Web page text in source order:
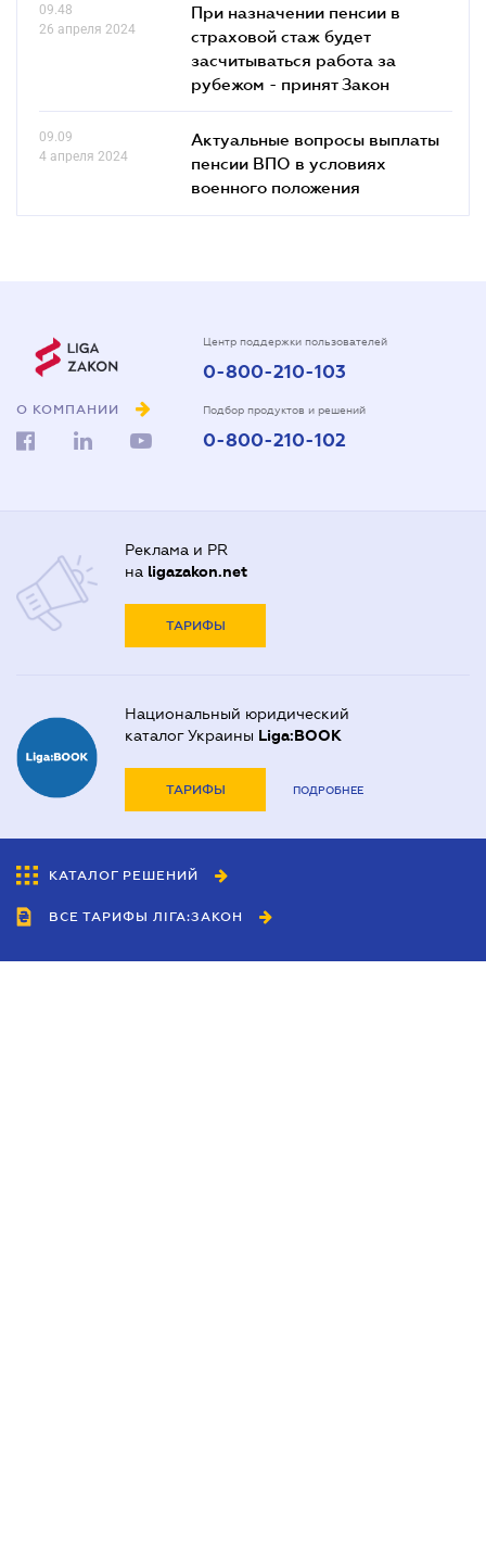
09.48
26 апреля 2024
При назначении пенсии в
страховой стаж будет
засчитываться работа за
рубежом - принят Закон
09.09
4 апреля 2024
Актуальные вопросы выплаты
пенсии ВПО в условиях
военного положения
О КОМПАНИИ
Центр поддержки пользователей
0-800-210-103
Подбор продуктов и решений
0-800-210-102
Реклама и PR
на ligazakon.net
ТАРИФЫ
Национальный юридический
каталог Украины Liga:BOOK
ТАРИФЫ ПОДРОБНЕЕ
КАТАЛОГ РЕШЕНИЙ
ВСЕ ТАРИФЫ ЛІГА:ЗАКОН